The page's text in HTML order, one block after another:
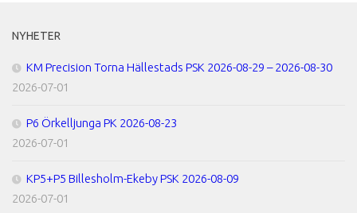
NYHETER
KM Precision Torna Hällestads PSK 2026-08-29 – 2026-08-30
2026-07-01
P6 Örkelljunga PK 2026-08-23
2026-07-01
KP5+P5 Billesholm-Ekeby PSK 2026-08-09
2026-07-01